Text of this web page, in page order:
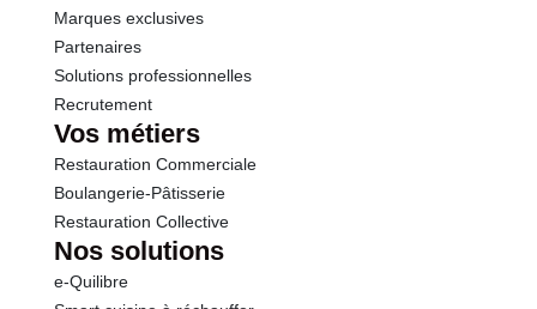
Sel
Marques exclusives
Partenaires
Solutions professionnelles
Recrutement
Vos métiers
Restauration Commerciale
Boulangerie-Pâtisserie
Restauration Collective
Nos solutions
e-Quilibre